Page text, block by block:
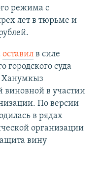
режима с
лет в тюрьме и
оставилв силе
городского суда
Ханумкыз
виновной в участии
По версии
в рядах
организации
вину